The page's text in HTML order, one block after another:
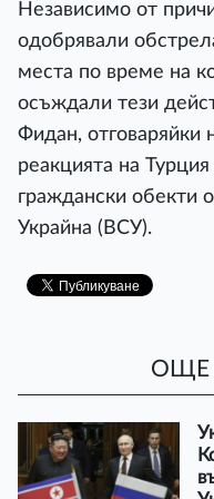
Независимо от
одобрявали
места по време на
осъждали тези
Фидан, отговаряйки
реакцията на
граждански обекти
Украйна (ВСУ).
ОЩЕ